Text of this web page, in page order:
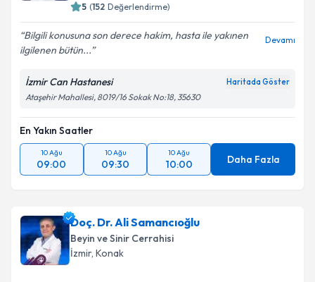
5 (152 Değerlendirme)
Bilgili konusuna son derece hakim, hasta ile yakınen
ilgilenen bütün...
Devamı
İzmir Can Hastanesi Haritada Göster
Ataşehir Mahallesi, 8019/16 Sokak No:18, 35630
En Yakın Saatler
10 Ağu
09:00
10 Ağu
09:30
10 Ağu
10:00 Daha Fazla
Doç. Dr. Ali Samancıoğlu
Beyin ve Sinir Cerrahisi
İzmir, Konak